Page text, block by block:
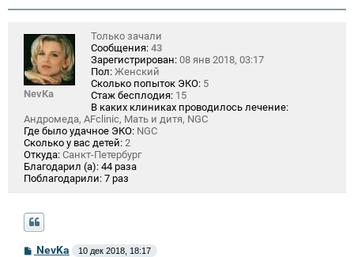
NevKa
Только зачали
Сообщения: 43
Зарегистрирован: 08 янв 2018, 03:17
Пол: Женский
Сколько попыток ЭКО: 5
Стаж бесплодия: 15
В каких клиниках проводилось лечение:
Андромеда, AFclinic, Мать и дитя, NGC
Где было удачное ЭКО: NGC
Сколько у вас детей: 2
Откуда: Санкт-Петербург
Благодарил (а): 44 раза
Поблагодарили: 7 раз
СNevKa 10 дек 2018, 18:17